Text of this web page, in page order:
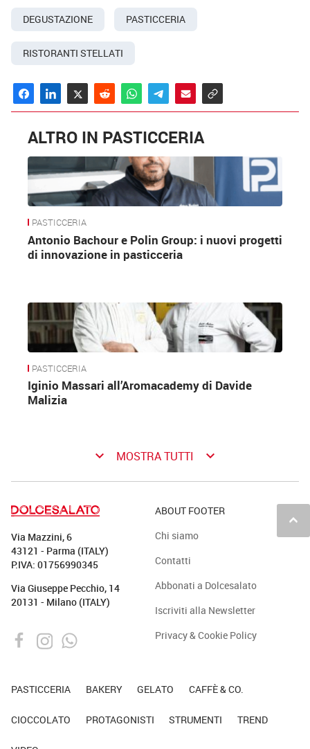
DEGUSTAZIONE PASTICCERIA
RISTORANTI STELLATI
ALTRO IN PASTICCERIA
PASTICCERIA
Antonio Bachour e Polin Group: i nuovi progetti
di innovazione in pasticceria
PASTICCERIA
Iginio Massari all’Aromacademy di Davide
Malizia
keyboard_arrow_down MOSTRA TUTTI keyboard_arrow_down
keyboard_arrow_up
Via Mazzini, 6
43121 - Parma (ITALY)
P.IVA: 01756990345
Via Giuseppe Pecchio, 14
20131 - Milano (ITALY)
ABOUT FOOTER
Chi siamo
Contatti
Abbonati a Dolcesalato
Iscriviti alla Newsletter
Privacy & Cookie Policy
PASTICCERIA BAKERY GELATO CAFFÈ & CO.
CIOCCOLATO PROTAGONISTI STRUMENTI TREND